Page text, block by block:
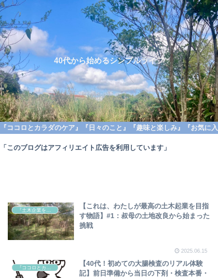
40代から始めるシンプルライフ
『ココロとカラダのケア』 『日々のこと』 『趣味と楽しみ』 『お気に
「このブログはアフィリエイト広告を利用しています」
【これは、わたしが最高の土木起業を目指
す物語】#1：叔母の土地改良から始まった
挑戦
2025.06.15
【40代！初めての大腸検査のリアル体験
記】前日準備から当日の下剤・検査本番・